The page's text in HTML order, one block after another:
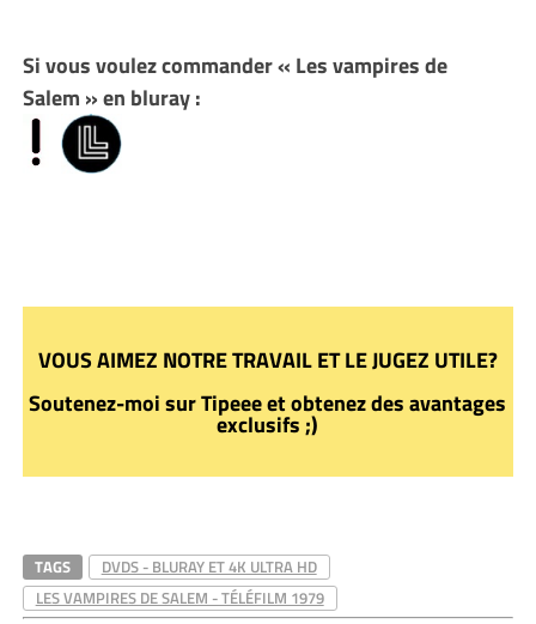
Si vous voulez commander « Les vampires de
Salem » en bluray :
VOUS AIMEZ NOTRE TRAVAIL ET LE JUGEZ UTILE?
Soutenez-moi sur Tipeee et obtenez des avantages
exclusifs ;)
TAGS
DVDS - BLURAY ET 4K ULTRA HD
LES VAMPIRES DE SALEM - TÉLÉFILM 1979